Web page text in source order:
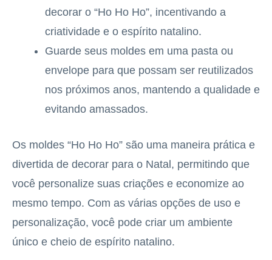
decorar o “Ho Ho Ho”, incentivando a
criatividade e o espírito natalino.
Guarde seus moldes em uma pasta ou
envelope para que possam ser reutilizados
nos próximos anos, mantendo a qualidade e
evitando amassados.
Os moldes “Ho Ho Ho” são uma maneira prática e
divertida de decorar para o Natal, permitindo que
você personalize suas criações e economize ao
mesmo tempo. Com as várias opções de uso e
personalização, você pode criar um ambiente
único e cheio de espírito natalino.